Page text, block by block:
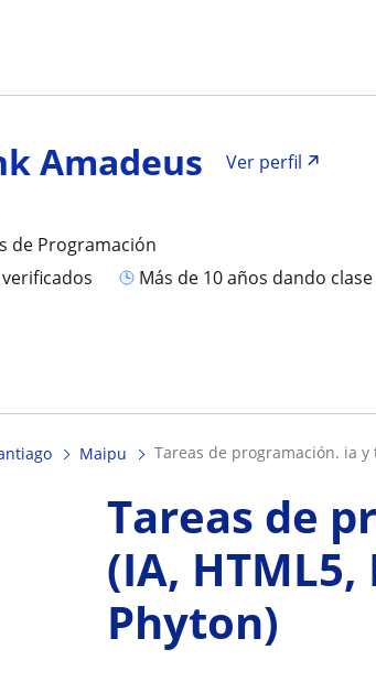
Amadeus
Ver perfil
de Programación
verificados
más de 10 años dando clase
Maipu tareas de programación. ia
Tareas de
(IA, HTML5,
Phyton)